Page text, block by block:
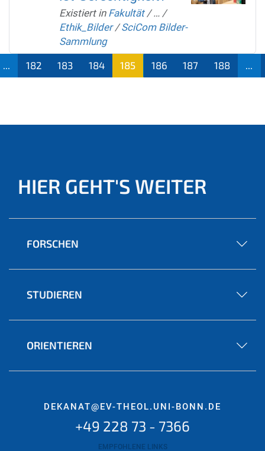
Existiert in Fakultät /… /
Ethik_Bilder /SciCom Bilder-
Sammlung
... 182 183 184
185
186 187 188 ...
HIER GEHT'S WEITER
FORSCHEN
STUDIEREN
ORIENTIEREN
DEKANAT@EV-THEOL.UNI-BONN.DE
+49 228 73 - 7366
EMPFOHLENE LINKS